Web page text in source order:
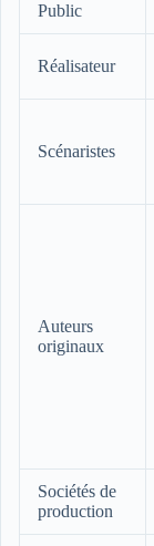
Public
Réalisateur
Scénaristes
Auteurs
originaux
Sociétés de
production